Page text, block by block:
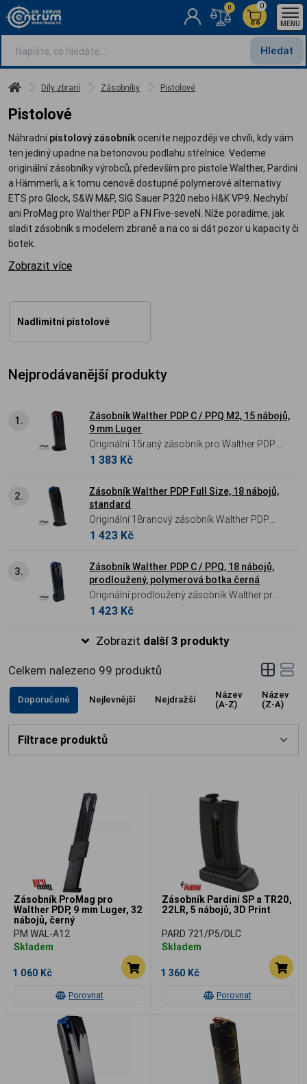
Hledat
0
0
MENU
Díly zbraní Zásobníky Pistolové
Pistolové
Náhradnípistolový zásobníkoceníte nejpozději ve chvíli, kdy vám
ten jediný upadne na betonovou podlahu střelnice. Vedeme
originální zásobníky výrobců, především pro pistole Walther, Pardini
a Hämmerli, a k tomu cenově dostupné polymerové alternativy
ETS pro Glock, S&W M&P, SIG Sauer P320 nebo H&K VP9. Nechybí
ani ProMag pro Walther PDP a FN Five-seveN. Níže poradíme, jak
sladit zásobník s modelem zbraně a na co si dát pozor u kapacity či
botek.
Zobrazit více
Nadlimitní pistolové
Nejprodávanější produkty
1.
Zásobník Walther PDP C / PPQ M2, 15 nábojů,
9 mm Luger
Originální 15raný zásobník pro Walther PDP
Compact a PPQ M2 v ráži 9mm Luger.
úprava AFC pro hladký chod a maximální
spolehlivost při přebíjení.
1 383 Kč
2.
Zásobník Walther PDP Full Size, 18 nábojů,
standard
Originální 18ranový zásobník Walther PDP
Full Size v základním provedení. Povrchová
spolehlivost u polymerových i ocelových
rámů.
1 423 Kč
3.
Zásobník Walther PDP C / PPQ, 18 nábojů,
prodloužený, polymerová botka černá
Originální prodloužený zásobník Walther pro
PDP Compact a PPQ M2. Kapacita 18
polymerová botka.
1 423 Kč
Zobrazit další 3 produkty
Celkem nalezeno 99 produktů
Doporučené Nejlevnější Nejdražší
Název
(A-Z)
Název
(Z-A)
Filtrace produktů
Porovnat
Zásobník ProMag pro
Walther PDP, 9 mm Luger, 32
nábojů, černý
PM WAL-A12
Skladem
1 060 Kč
Porovnat
Zásobník Pardini SP a TR20,
22LR, 5 nábojů, 3D Print
PARD 721/P5/DLC
Skladem
1 360 Kč